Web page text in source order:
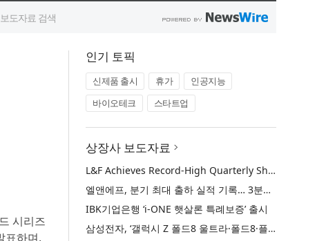
시리즈
표하며,
인기 토픽
신제품 출시 휴가
인공지능
바이오테크
스타트업
상장사 보도자료
L&F Achieves Record-High Quarterly Shipments, Begins LFP Supply for North American ESS in Q3 Advancing its Two-Track NCM and LFP Growth Strategy
엘앤에프, 분기 최대 출하 실적 기록… 3분기 북미 ESS향 LFP 공급 착수 NCM+LFP ‘2-Track’ 성장 전략 실현
IBK기업은행 ‘i-ONE 햇살론 특례보증’ 출시
삼성전자, ‘갤럭시 Z 폴드8 울트라·폴드8·플립8’과 ‘갤럭시 워치 울트라2·워치9’ 국내 공식 출시